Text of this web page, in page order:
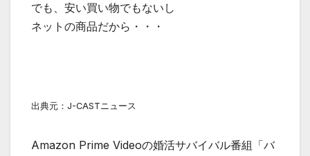
でも、安い買い物でもないし
ネットの商品だから・・・
出典元：J-CASTニュース
Amazon Prime Videoの婚活サバイバル番組「バ